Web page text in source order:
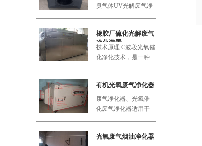
臭气体UV光解废气净
橡胶厂硫化光解废气
净化装置
技术原理 C波段光氧催
化净化技术，是一种
有机光氧废气净化器
废气净化器、光氧催
化废气净化器适用于
光氧废气烟油净化器